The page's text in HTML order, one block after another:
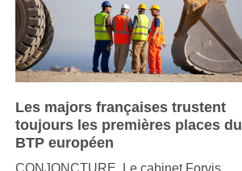
Les majors françaises trustent
toujours les premières places du
BTP européen
CONJONCTURE. Le cabinet Forvis